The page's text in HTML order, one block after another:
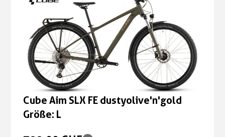
Cube Aim SLX FE dustyolive'n'gold
Größe: L